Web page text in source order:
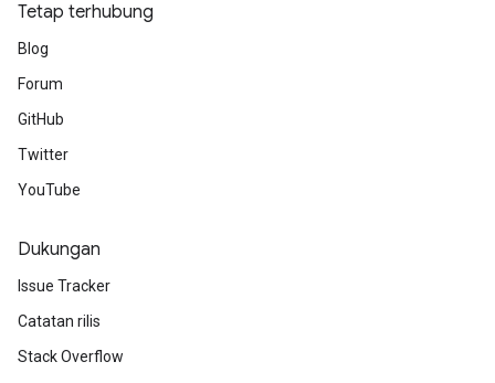
Tetap terhubung
Blog
Forum
GitHub
Twitter
YouTube
Dukungan
Issue Tracker
Catatan rilis
Stack Overflow